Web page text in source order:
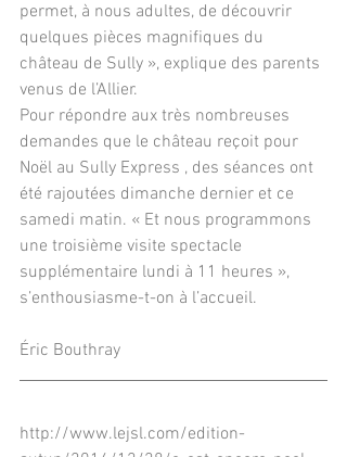
permet, à nous adultes, de découvrir
quelques pièces magnifiques du
château de Sully », explique des parents
venus de l’Allier.
Pour répondre aux très nombreuses
demandes que le château reçoit pour
Noël au Sully Express , des séances ont
été rajoutées dimanche dernier et ce
samedi matin. « Et nous programmons
une troisième visite spectacle
supplémentaire lundi à 11 heures »,
s’enthousiasme-t-on à l’accueil.
Éric Bouthray
http://www.lejsl.com/edition-